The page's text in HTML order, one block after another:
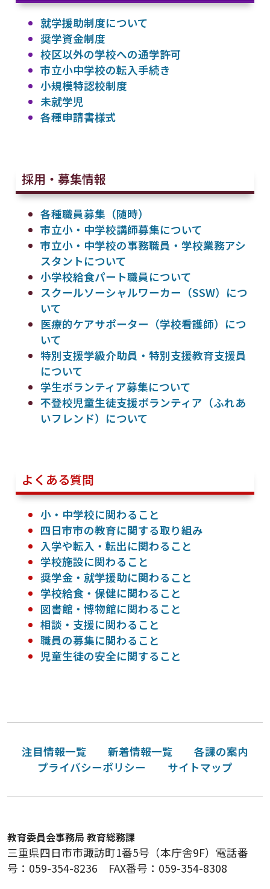
就学援助制度について
奨学資金制度
校区以外の学校への通学許可
市立小中学校の転入手続き
小規模特認校制度
未就学児
各種申請書様式
採用・募集情報
各種職員募集（随時）
市立小・中学校講師募集について
市立小・中学校の事務職員・学校業務アシ
スタントについて
小学校給食パート職員について
スクールソーシャルワーカー（SSW）につ
いて
医療的ケアサポーター（学校看護師）につ
いて
特別支援学級介助員・特別支援教育支援員
について
学生ボランティア募集について
不登校児童生徒支援ボランティア（ふれあ
いフレンド）について
よくある質問
小・中学校に関わること
四日市市の教育に関する取り組み
入学や転入・転出に関わること
学校施設に関わること
奨学金・就学援助に関わること
学校給食・保健に関わること
図書館・博物館に関わること
相談・支援に関わること
職員の募集に関わること
児童生徒の安全に関すること
注目情報一覧 新着情報一覧
各課の案内
プライバシーポリシー
サイトマップ
教育委員会事務局 教育総務課
三重県四日市市諏訪町1番5号（本庁舎9F）電話番
号：059-354-8236 FAX番号：059-354-8308